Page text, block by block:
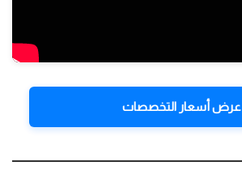
عرض أسعار التخصصات